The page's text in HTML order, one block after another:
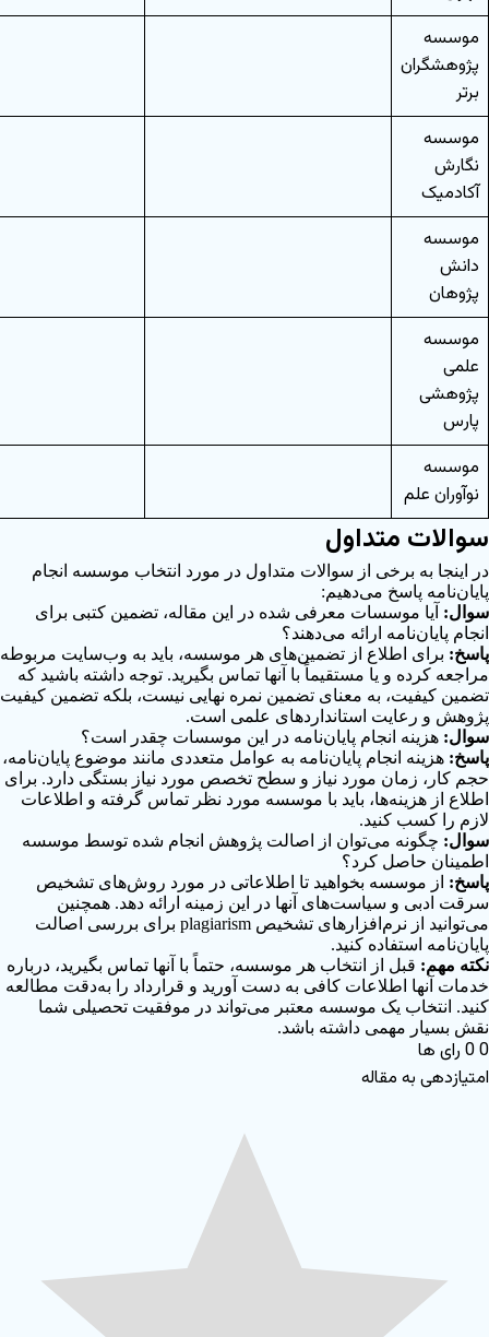
موسسه
پژوهشگران
برتر
موسسه
نگارش
آکادمیک
موسسه
دانش
پژوهان
موسسه
علمی
پژوهشی
پارس
موسسه
نوآوران علم
سوالات متداول
در اینجا به برخی از سوالات متداول در مورد انتخاب موسسه انجام
پایان‌نامه پاسخ می‌دهیم:
سوال: آیا موسسات معرفی شده در این مقاله، تضمین کتبی برای
انجام پایان‌نامه ارائه می‌دهند؟
پاسخ: برای اطلاع از تضمین‌های هر موسسه، باید به وب‌سایت مربوطه
مراجعه کرده و یا مستقیماً با آنها تماس بگیرید. توجه داشته باشید که
تضمین کیفیت، به معنای تضمین نمره نهایی نیست، بلکه تضمین کیفیت
پژوهش و رعایت استانداردهای علمی است.
سوال: هزینه انجام پایان‌نامه در این موسسات چقدر است؟
پاسخ: هزینه انجام پایان‌نامه به عوامل متعددی مانند موضوع پایان‌نامه،
حجم کار، زمان مورد نیاز و سطح تخصص مورد نیاز بستگی دارد. برای
اطلاع از هزینه‌ها، باید با موسسه مورد نظر تماس گرفته و اطلاعات
لازم را کسب کنید.
سوال: چگونه می‌توان از اصالت پژوهش انجام شده توسط موسسه
اطمینان حاصل کرد؟
پاسخ: از موسسه بخواهید تا اطلاعاتی در مورد روش‌های تشخیص
سرقت ادبی و سیاست‌های آنها در این زمینه ارائه دهد. همچنین
می‌توانید از نرم‌افزارهای تشخیص plagiarism برای بررسی اصالت
پایان‌نامه استفاده کنید.
نکته مهم: قبل از انتخاب هر موسسه، حتماً با آنها تماس بگیرید، درباره
خدمات آنها اطلاعات کافی به دست آورید و قرارداد را به‌دقت مطالعه
کنید. انتخاب یک موسسه معتبر می‌تواند در موفقیت تحصیلی شما
نقش بسیار مهمی داشته باشد.
0
0 رای ها
امتیازدهی به مقاله